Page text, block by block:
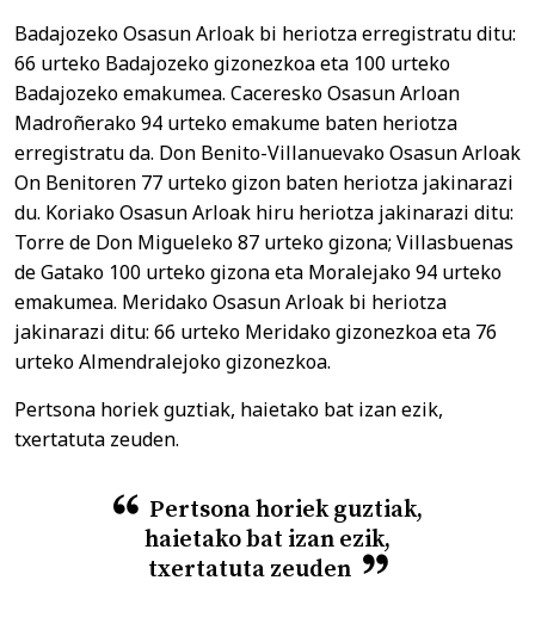
Badajozeko Osasun Arloak bi heriotza erregistratu ditu:
66 urteko Badajozeko gizonezkoa eta 100 urteko
Badajozeko emakumea. Caceresko Osasun Arloan
Madroñerako 94 urteko emakume baten heriotza
erregistratu da. Don Benito-Villanuevako Osasun Arloak
On Benitoren 77 urteko gizon baten heriotza jakinarazi
du. Koriako Osasun Arloak hiru heriotza jakinarazi ditu:
Torre de Don Migueleko 87 urteko gizona; Villasbuenas
de Gatako 100 urteko gizona eta Moralejako 94 urteko
emakumea. Meridako Osasun Arloak bi heriotza
jakinarazi ditu: 66 urteko Meridako gizonezkoa eta 76
urteko Almendralejoko gizonezkoa.
Pertsona horiek guztiak, haietako bat izan ezik,
txertatuta zeuden.
Pertsona horiek guztiak,
haietako bat izan ezik,
txertatuta zeuden